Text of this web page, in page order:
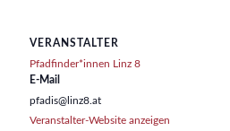
VERANSTALTER
Pfadfinder*innen Linz 8
E-Mail
pfadis@linz8.at
Veranstalter-Website anzeigen